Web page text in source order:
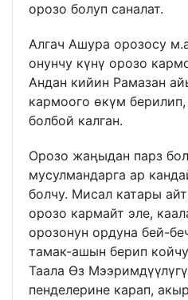
орозо болуп саналат.
Алгач Ашура орозосу
онунчу күнү орозо
Андан кийин Рамазан
кармоого өкүм
болбой калган.
Орозо жаңыдан парз
мусулмандарга ар
болчу. Мисал катары
орозо кармайт эле,
орозонун ордуна бей-
тамак-ашын берип
Таала Өз
пенделерине карап,